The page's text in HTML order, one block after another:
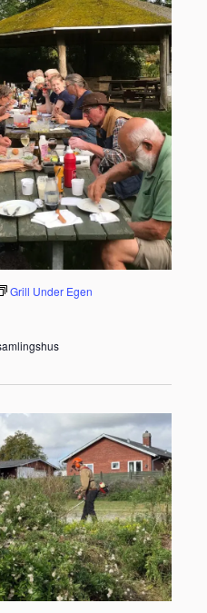
Grill Under Egen